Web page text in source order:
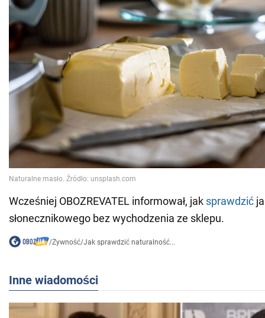
Wcześniej OBOZREVATEL informował, jak sprawdzić
słonecznikowego bez wychodzenia ze sklepu.
/Żywność/Jak sprawdzić naturalność...
Inne wiadomości